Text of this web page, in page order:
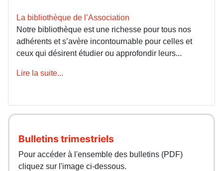
La bibliothèque de l’Association
Notre bibliothèque est une richesse pour tous nos
adhérents et s’avère incontournable pour celles et
ceux qui désirent étudier ou approfondir leurs...
Lire la suite...
Bulletins trimestriels
Pour accéder à l'ensemble des bulletins (PDF)
cliquez sur l'image ci-dessous.